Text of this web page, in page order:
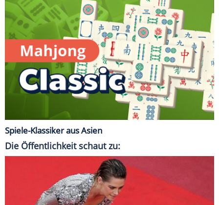
Spiele-Klassiker aus Asien
Die Öffentlichkeit schaut zu: